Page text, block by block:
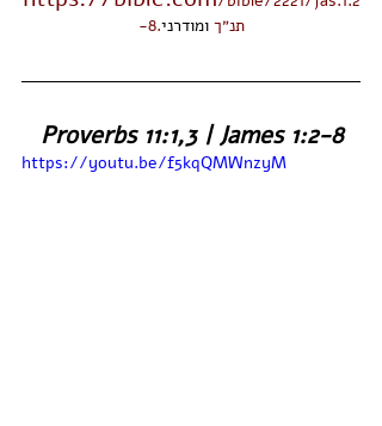
-8.תנ״ך ומודרני
Proverbs 11:1,3 | James 1:2-8
https://youtu.be/f5kqQMWnzyM